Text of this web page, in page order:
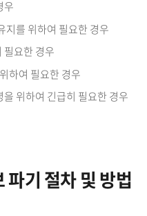
우
지를 위하여 필요한 경우
필요한 경우
하여 필요한 경우
위하여 긴급히 필요한 경우
파기 절차 및 방법